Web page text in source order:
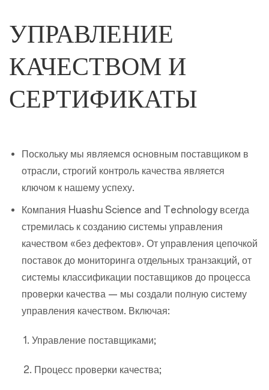
УПРАВЛЕНИЕ
КАЧЕСТВОМ И
СЕРТИФИКАТЫ
Поскольку мы являемся основным поставщиком в
отрасли, строгий контроль качества является
ключом к нашему успеху.
Компания Huashu Science and Technology всегда
стремилась к созданию системы управления
качеством «без дефектов». От управления цепочкой
поставок до мониторинга отдельных транзакций, от
системы классификации поставщиков до процесса
проверки качества — мы создали полную систему
управления качеством. Включая:
1. Управление поставщиками;
2. Процесс проверки качества;